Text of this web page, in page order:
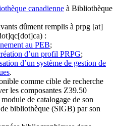
canadienne à Bibliothèque
dûment remplis à prpg [at]
:
au PEB;
d’un profil PRPG;
d’un système de gestion de
.
comme cible de recherche
les composantes Z39.50
de catalogage de son
bibliothèque (SIGB) par son